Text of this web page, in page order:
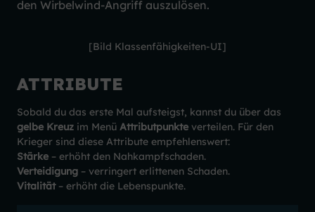
den Wirbelwind-Angriff auszulösen.
[Bild Klassenfähigkeiten-UI]
ATTRIBUTE
Sobald du das erste Mal aufsteigst, kannst du über das
gelbe Kreuz im Menü Attributpunkte verteilen. Für den
Krieger sind diese Attribute empfehlenswert:
Stärke – erhöht den Nahkampfschaden.
Verteidigung – verringert erlittenen Schaden.
Vitalität– erhöht die Lebenspunkte.